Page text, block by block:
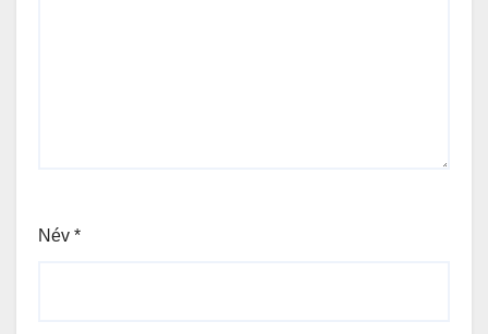
Név *